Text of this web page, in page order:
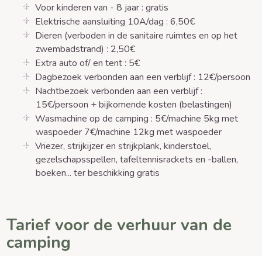
Voor kinderen van - 8 jaar : gratis
Elektrische aansluiting 10A/dag : 6,50€
Dieren (verboden in de sanitaire ruimtes en op het
zwembadstrand) : 2,50€
Extra auto of/ en tent : 5€
Dagbezoek verbonden aan een verblijf : 12€/persoon
Nachtbezoek verbonden aan een verblijf :
15€/persoon + bijkomende kosten (belastingen)
Wasmachine op de camping : 5€/machine 5kg met
waspoeder 7€/machine 12kg met waspoeder
Vriezer, strijkijzer en strijkplank, kinderstoel,
gezelschapsspellen, tafeltennisrackets en -ballen,
boeken... ter beschikking gratis
Tarief voor de verhuur van de
camping